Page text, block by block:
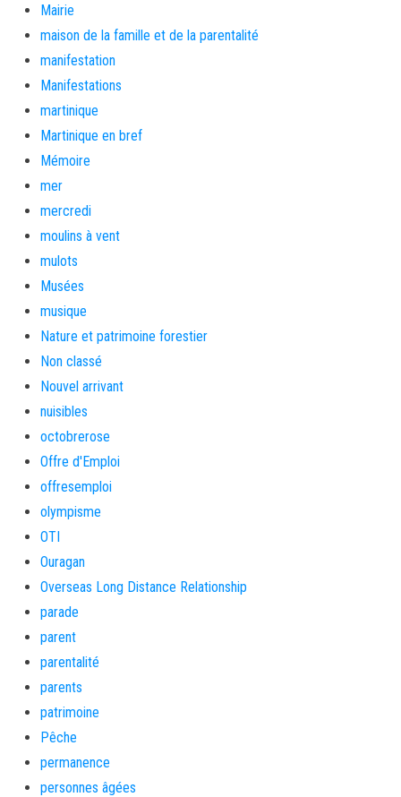
Mairie
maison de la famille et de la parentalité
manifestation
Manifestations
martinique
Martinique en bref
Mémoire
mer
mercredi
moulins à vent
mulots
Musées
musique
Nature et patrimoine forestier
Non classé
Nouvel arrivant
nuisibles
octobrerose
Offre d'Emploi
offresemploi
olympisme
OTI
Ouragan
Overseas Long Distance Relationship
parade
parent
parentalité
parents
patrimoine
Pêche
permanence
personnes âgées